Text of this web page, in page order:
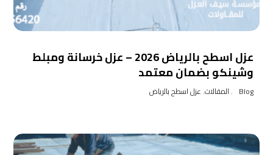
عزل اسطح بالرياض 2026 – عزل خرسانة ومبلط
وشينكو بضمان معتمد
Blog
,المقالات,عزل اسطح بالرياض